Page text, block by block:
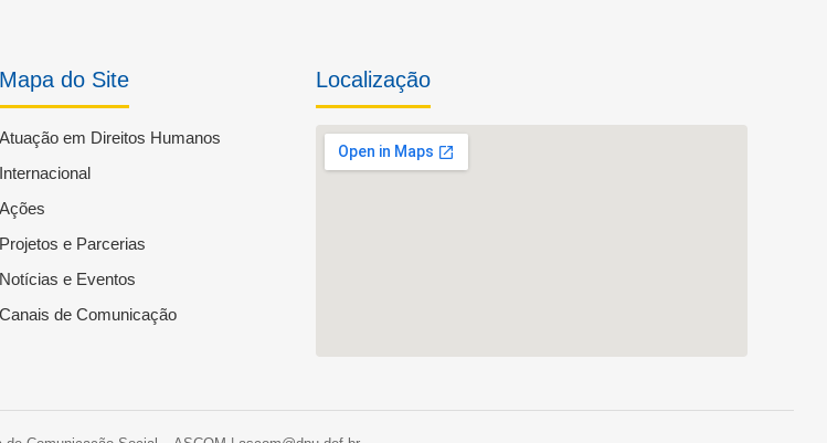
Mapa do Site
Atuação em Direitos Humanos
Internacional
Ações
Projetos e Parcerias
Notícias e Eventos
Canais de Comunicação
Localização